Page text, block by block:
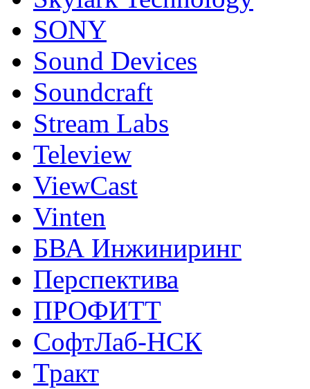
SONY
Sound Devices
Soundcraft
Stream Labs
Teleview
ViewCast
Vinten
БВА Инжиниринг
Перспектива
ПРОФИТТ
СофтЛаб-НСК
Тракт